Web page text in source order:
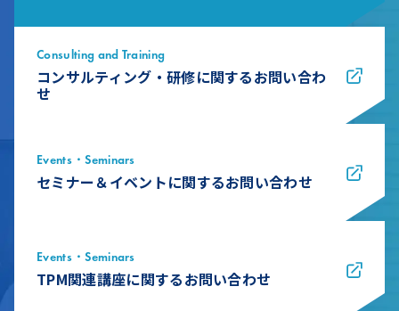
Consulting and Training
コンサルティング・研修に関するお問い合わ
せ
Events・Seminars
セミナー＆イベントに関するお問い合わせ
Events・Seminars
TPM関連講座に関するお問い合わせ